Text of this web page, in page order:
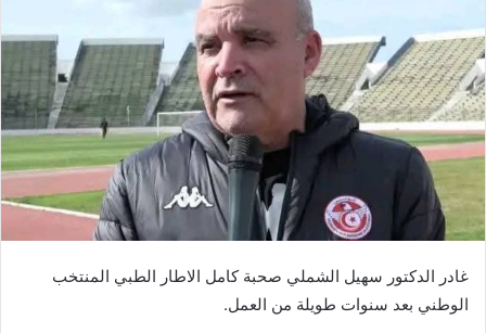
غادر الدكتور سهيل الشملي صحبة كامل الاطار الطبي المنتخب
الوطني بعد سنوات طويلة من العمل.